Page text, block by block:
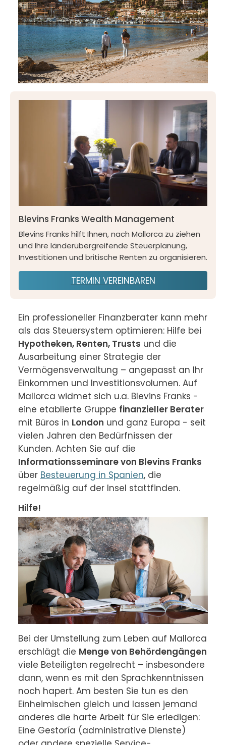
Blevins Franks Wealth Management
Blevins Franks hilft Ihnen, nach Mallorca zu ziehen
und Ihre länderübergreifende Steuerplanung,
Investitionen und britische Renten zu organisieren.
TERMIN VEREINBAREN
Ein professioneller Finanzberater kann mehr
Hypotheken, Renten, Trusts und die
Ausarbeitung einer Strategie der
Vermögensverwaltung – angepasst an Ihr
Einkommen und Investitionsvolumen. Auf
Mallorca widmet sich u.a. Blevins Franks -
eine etablierte Gruppe finanzieller Berater
mit Büros in London und ganz Europa - seit
vielen Jahren den Bedürfnissen der
Informationsseminare von Blevins Franks
über Besteuerung in Spanien, die
regelmäßig auf der Insel stattfinden.
Hilfe!
Bei der Umstellung zum Leben auf Mallorca
erschlägt die Menge von Behördengängen
viele Beteiligten regelrecht – insbesondere
dann, wenn es mit den Sprachkenntnissen
noch hapert. Am besten Sie tun es den
Einheimischen gleich und lassen jemand
anderes die harte Arbeit für Sie erledigen:
Eine Gestoría (administrative Dienste)